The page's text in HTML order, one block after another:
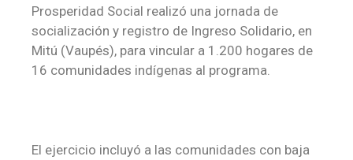
Prosperidad Social realizó una jornada de
socialización y registro de Ingreso Solidario, en
Mitú (Vaupés), para vincular a 1.200 hogares de
16 comunidades indígenas al programa.
El ejercicio incluyó a las comunidades con baja